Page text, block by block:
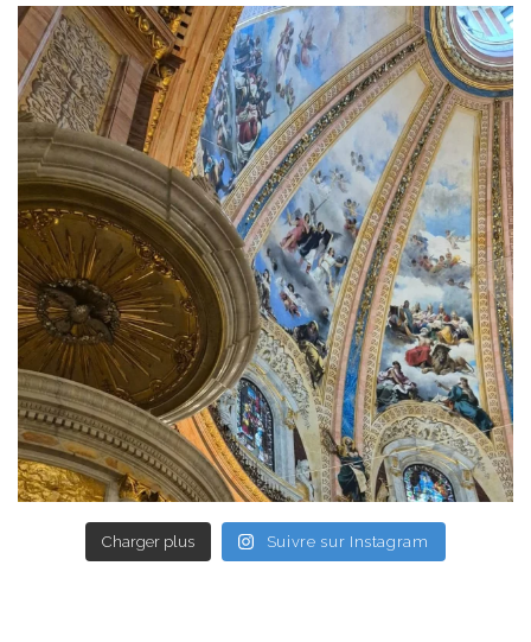
Charger plus Suivre sur Instagram